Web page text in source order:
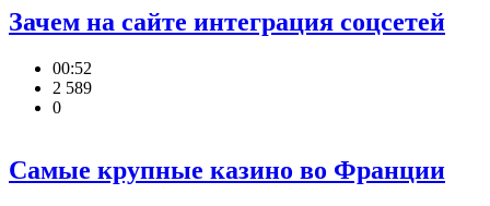
Зачем на сайте интеграция соцсетей
00:52
2 589
0
Самые крупные казино во Франции